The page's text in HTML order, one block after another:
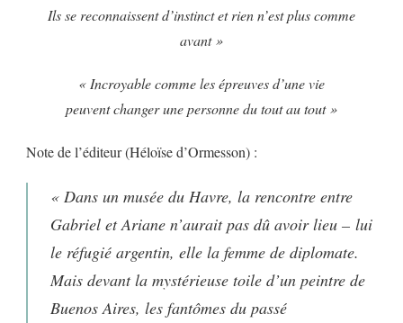
Ils se reconnaissent d’instinct et rien n’est plus comme
avant »
« Incroyable comme les épreuves d’une vie
peuvent changer une personne du tout au tout »
Note de l’éditeur (Héloïse d’Ormesson) :
« Dans un musée du Havre, la rencontre entre
Gabriel et Ariane n’aurait pas dû avoir lieu – lui
le réfugié argentin, elle la femme de diplomate.
Mais devant la mystérieuse toile d’un peintre de
Buenos Aires, les fantômes du passé